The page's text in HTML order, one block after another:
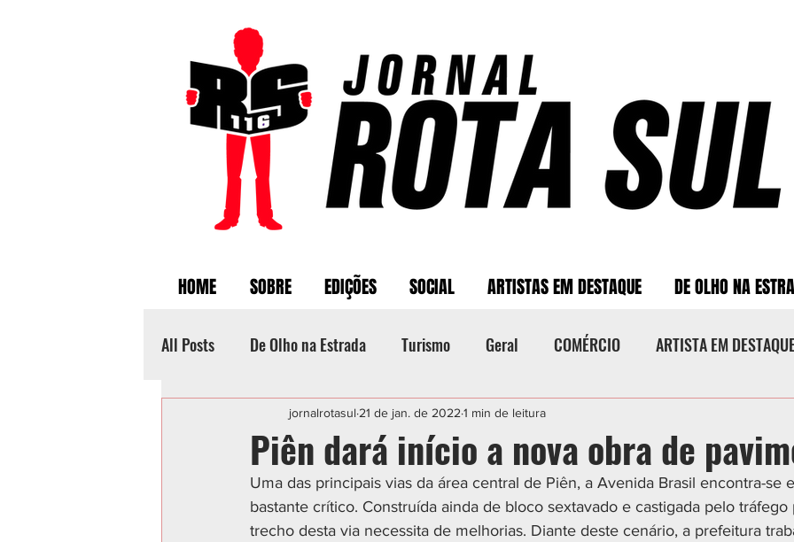
HOME SOBRE EDIÇÕES SOCIAL ARTISTAS EM DESTAQUE DE OLHO NA
All Posts De Olho na Estrada Turismo Geral COMÉRCIO ARTISTA EM
Categoria sem título POLICIAL ESPORTE CIDADES
Piên dará início a nova obra de
jornalrotasul 21 de jan. de 2022 1 min de leitura
Uma das principais vias da área central de Piên, a Avenida Brasil encontra-se
bastante crítico. Construída ainda de bloco sextavado e castigada pelo tráfego
trecho desta via necessita de melhorias. Diante deste cenário, a prefeitura